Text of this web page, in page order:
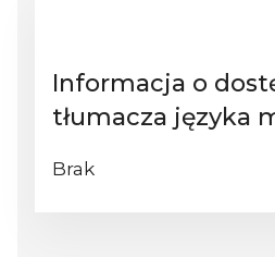
Informacja o
tłumacza języka
Brak